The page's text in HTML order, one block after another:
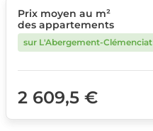
Prix moyen au m²
des appartements
sur L'Abergement-Clémenciat
2 609,5 €